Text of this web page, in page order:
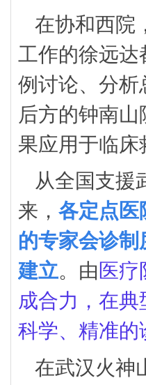
在协和西院
工作的徐远达
例讨论、分析
后方的钟南
果应用于临床
从全国支援
来， 各定点医
的专家会诊
建立。由 医
成合力，在
科学、精准的
在武汉火神